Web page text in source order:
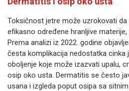
Toksičnost jetre može uzrokovati
efikasno određene hranljive
Prema analizi iz 2022. godine
česta komplikacija nedostatka
oboljenje koje može izazvati upalu,
osip oko usta. Dermatitis se često
usana i izgleda poput osipa sa